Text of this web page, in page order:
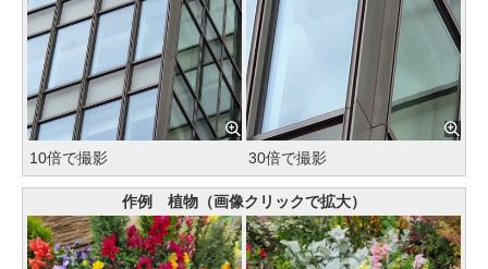
10倍で撮影 30倍で撮影
作例 植物（画像クリックで拡大）